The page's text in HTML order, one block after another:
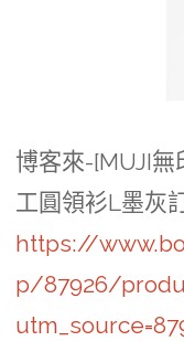
博客來-[MUJI無
工圓領衫L墨灰
https://
p/87926/